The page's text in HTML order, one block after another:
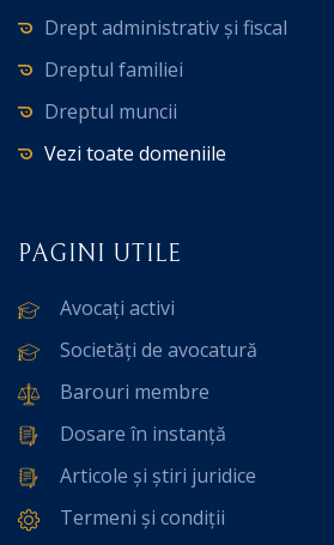
Drept administrativ și fiscal
Dreptul familiei
Dreptul muncii
Vezi toate domeniile
PAGINI UTILE
Avocați activi
Societăți de avocatură
Barouri membre
Dosare în instanță
Articole și știri juridice
Termeni și condiții